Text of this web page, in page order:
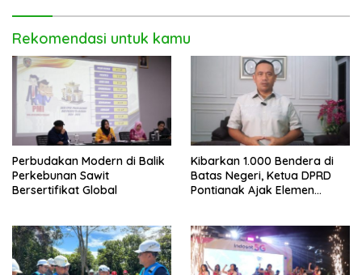
Rekomendasi untuk kamu
Perbudakan Modern di Balik
Perkebunan Sawit
Bersertifikat Global
Kibarkan 1.000 Bendera di
Batas Negeri, Ketua DPRD
Pontianak Ajak Elemen